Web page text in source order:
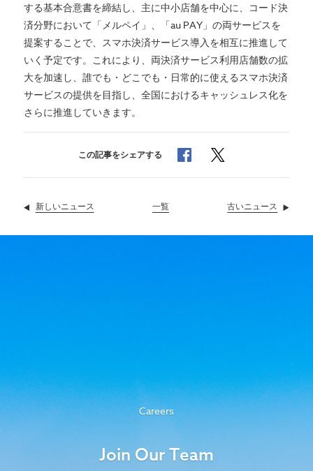
する基本合意書を締結し、主に中小店舗を中心に、コード決
済分野において「メルペイ」、「au PAY」の両サービスを
提案することで、スマホ決済サービス導入を相互に推進して
いく予定です。これにより、両決済サービス利用店舗数の拡
大を加速し、誰でも・どこでも・日常的に使えるスマホ決済
サービスの提供を目指し、全国におけるキャッシュレス化を
さらに推進していきます。
この記事をシェアする でシェア
新しいニュース ニュース
一覧 古いニュース
Careers
Join Our Team